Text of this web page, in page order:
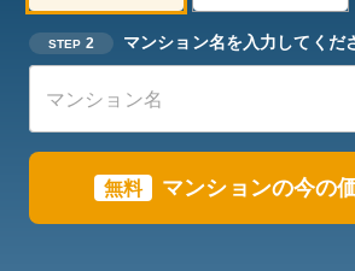
STEP 2 マンション名を入力してくだ
無料 マンションの今の